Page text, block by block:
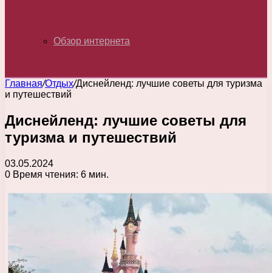
Обзор интернета
Главная/Отдых/Диснейленд: лучшие советы для туризма
и путешествий
Диснейленд: лучшие советы для
туризма и путешествий
03.05.2024
0 Время чтения: 6 мин.